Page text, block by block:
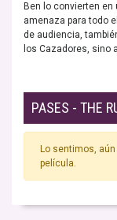
Ben lo convierten
amenaza para todo
de audiencia,
los Cazadores, sino
PASES - THE
Lo sentimos,
película.